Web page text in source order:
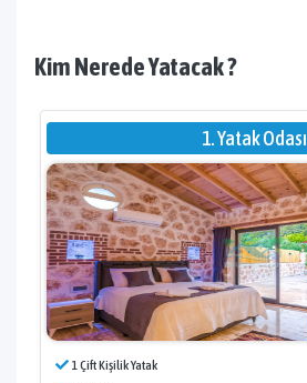
Kim Nerede Yatacak ?
1. Yatak Odası
1 Çift Kişilik Yatak